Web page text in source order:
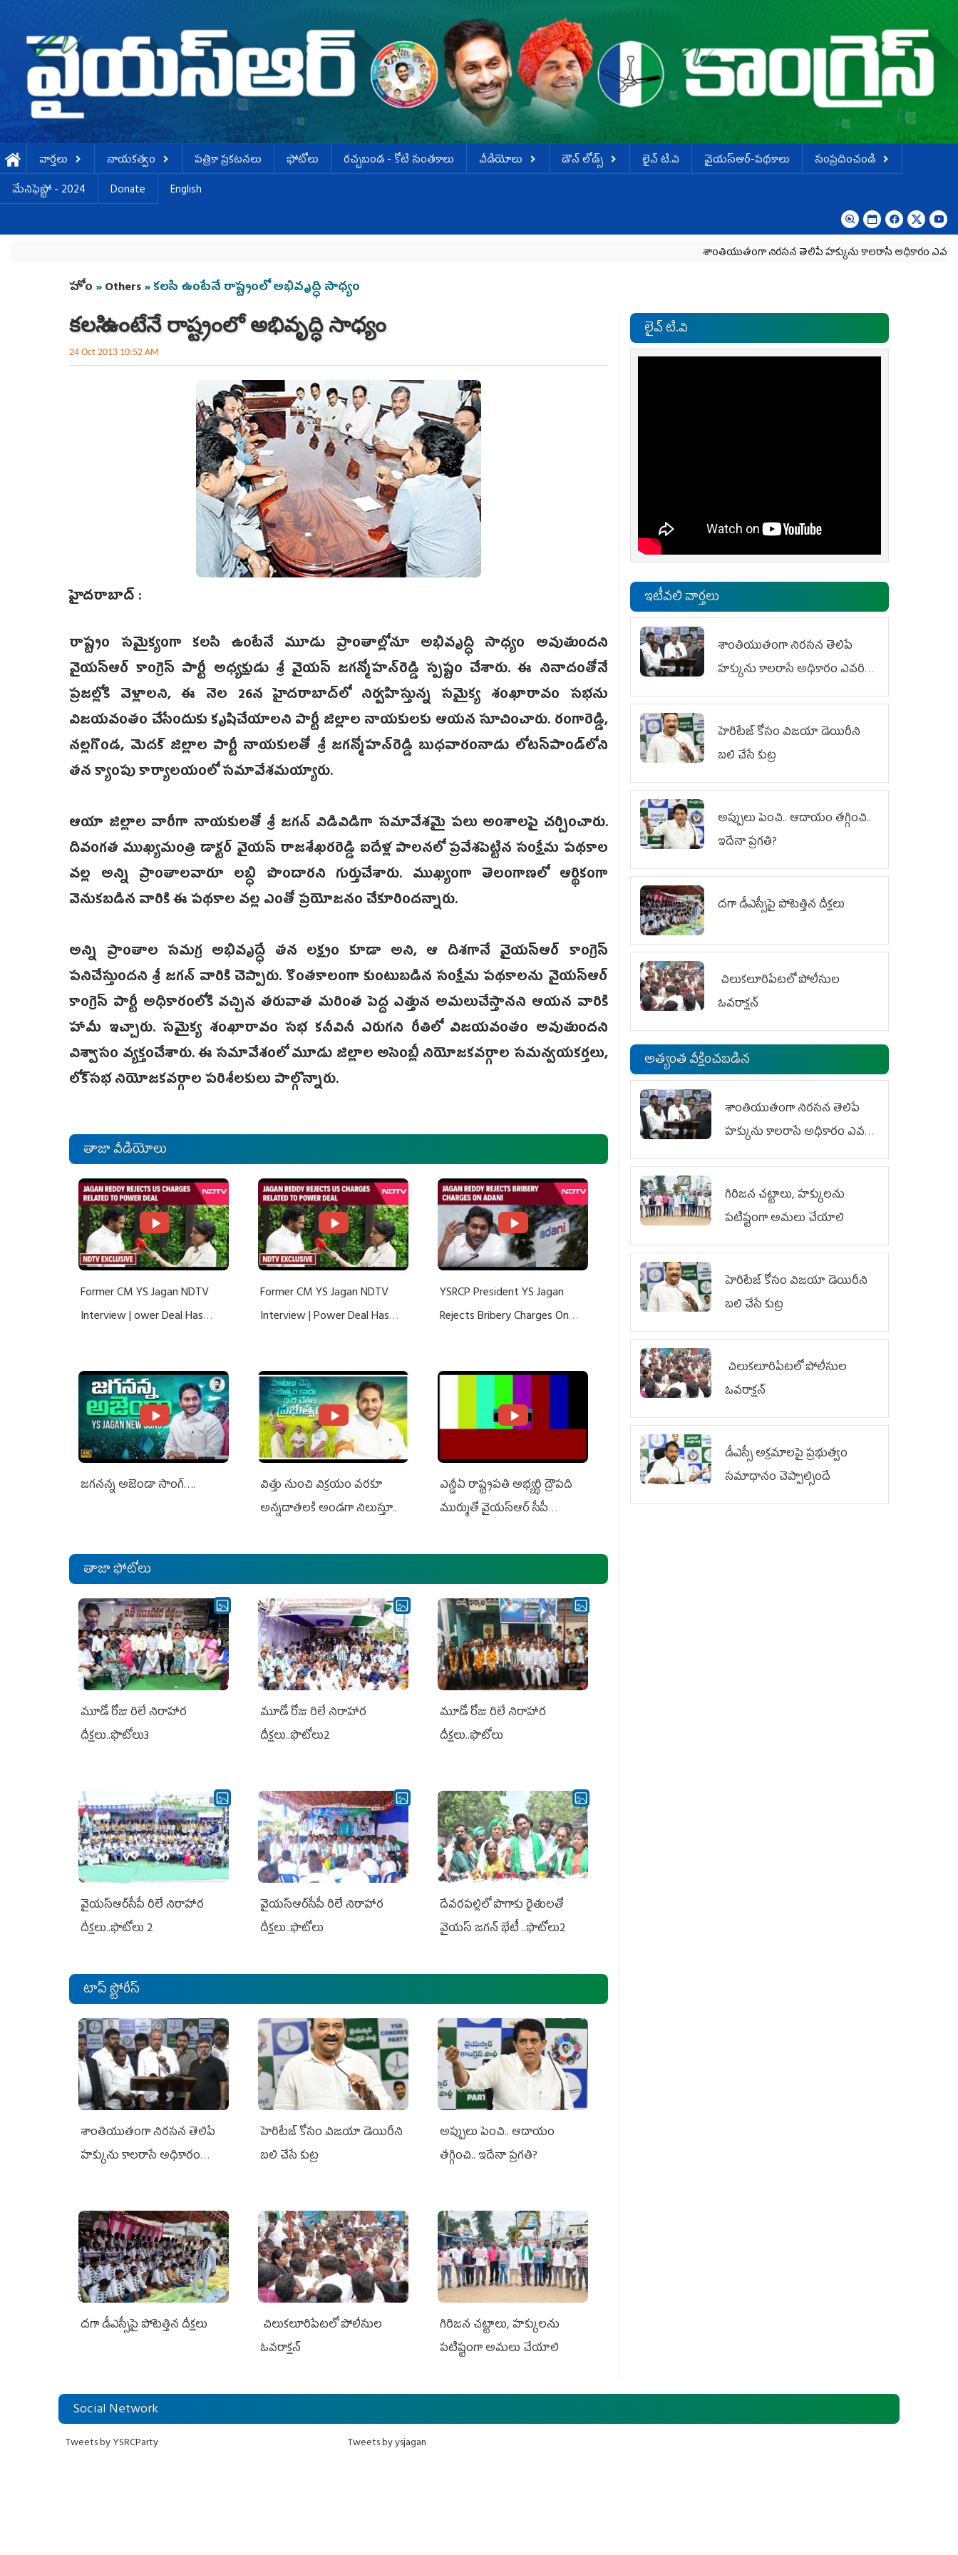
వార్తలు నాయకత్వం పత్రికా ప్రకటనలు ఫోటోలు ర‌చ్చ‌బండ‌ - కోటి సంత‌కాలు వీడియోలు డౌన్ లోడ్స్ లైవ్ టి.వి వైయస్ఆర్-పథకాలు
సంప్రదించండి
మేనిఫెస్టో - 2024
Donate English
శాంతియుతంగా నిరసన తెలిపే హక్కును కాలరాసే అధికారం ఎవరికీ లేదు
You are here
హోం »Others» కలసి ఉంటేనే రాష్ట్రంలో అభివృద్ధి సాధ్యం
కలసి ఉంటేనే రాష్ట్రంలో అభివృద్ధి సాధ్యం
24 Oct 2013 10:52 AM
హైదరాబాద్ :
రాష్ట్రం సమైక్యంగా‌ కలసి ఉంటేనే మూడు ప్రాంతాల్లోనూ అభివృద్ధి సాధ్యం అవుతుందని
వైయస్ఆర్ కాంగ్రె‌స్ ‌పార్టీ అధ్యక్షుడు శ్రీ వైయస్ జగన్మోహన్‌రెడ్డి స్పష్టం చేశారు. ఈ నినాదంతోనే
ప్రజల్లోకి వెళ్లాలని, ఈ నెల 26న హైదరాబాద్‌లో నిర్వహిస్తున్న సమైక్య శంఖారావం సభను
విజయవంతం చేసేందుకు కృషిచేయాలని పార్టీ జిల్లాల నాయకులకు ఆయన సూచించారు. రంగారెడ్డి,
నల్లగొండ, మెదక్ జిల్లాల పార్టీ నాయకులతో‌ శ్రీ జగన్మోహన్‌రెడ్డి బుధవారంనాడు లోటస్‌పాండ్‌లోని
తన క్యాంపు కార్యాలయంలో సమావేశమయ్యారు.
ఆయా జిల్లాల వారీగా నాయకులతో శ్రీ జగన్ విడివిడిగా సమావేశమై పలు అంశాలపై చర్చించారు.
దివంగత ముఖ్యమంత్రి డాక్టర్ వై‌యస్ రాజశేఖరరెడ్డి ఐదేళ్ల పాలనలో ప్రవేశపెట్టిన సంక్షేమ పథకాల
వల్ల అన్ని ప్రాంతాలవారూ లబ్ధి పొందారని గుర్తుచేశారు. ముఖ్యంగా తెలంగాణలో ఆర్థికంగా
వెనుకబడిన వారికి ఈ పథకాల వల్ల ఎంతో ప్రయోజనం చేకూరిందన్నారు.
అన్ని ప్రాంతాల సమగ్ర అభివృద్ధే తన లక్ష్యం కూడా అని, ఆ దిశగానే వైయస్ఆర్ కాంగ్రె‌స్
పనిచేస్తుందని‌ శ్రీ జగన్ ‌వారికి చెప్పారు. కొంతకాలంగా కుంటుబడిన సంక్షేమ పథకాలను వైయస్ఆర్‌
కాంగ్రెస్ పార్టీ అధికారంలోకి వచ్చిన తరువాత మరింత పెద్ద ఎత్తున అమలుచేస్తానని ఆయన వారికి
హామీ ఇచ్చారు. ‌సమైక్య శంఖారావం సభ కనీవినీ ఎరుగని రీతిలో విజయవంతం అవుతుందని
విశ్వాసం వ్యక్తంచేశారు. ఈ సమావేశంలో మూడు జిల్లాల అసెంబ్లీ నియోజకవర్గాల సమన్వయకర్తలు,
లోక్‌సభ నియోజకవర్గాల పరిశీలకులు పాల్గొన్నారు.
తాజా వీడియోలు
Former CM YS Jagan NDTV
Interview | ower Deal Has
Former CM YS Jagan NDTV
Interview | Power Deal Has
YSRCP President YS Jagan
Rejects Bribery Charges On
జగనన్న అజెండా సాంగ్….
విత్తు నుంచి విక్రయం వరకూ
అన్నదాతలకి అండగా నిలుస్తూ..
ఎన్డీఏ రాష్ట్ర‌ప‌తి అభ్య‌ర్థి ద్రౌప‌ది
ముర్ముతో వైయ‌స్ఆర్ సీపీ
ఎమ్మెల్యేలు, ఎంపీల స‌మావేశం
తాజా ఫోటోలు
మూడో రోజు రిలే నిరాహార
దీక్షలు..ఫొటోలు3
మూడో రోజు రిలే నిరాహార
దీక్షలు..ఫొటోలు2
మూడో రోజు రిలే నిరాహార
దీక్షలు..ఫొటోలు
వైయ‌స్ఆర్‌సీపీ రిలే నిరాహార
దీక్షలు..ఫొటోలు 2
వైయ‌స్ఆర్‌సీపీ రిలే నిరాహార
దీక్షలు..ఫొటోలు
దేవరపల్లిలో పొగాకు రైతులతో
వైయస్ జగన్ భేటీ ..ఫొటోలు2
టాప్ స్టోరీస్
శాంతియుతంగా నిరసన తెలిపే
హక్కును కాలరాసే అధికారం
హెరిటేజ్ కోసం విజయా డెయిరీని
బలి చేసే కుట్ర‌
అప్పులు పెంచి.. ఆదాయం
తగ్గించి.. ఇదేనా ప్రగతి?
దగా డీఎస్సీపై పోటెత్తిన దీక్షలు
చిలుక‌లూరిపేట‌లో పోలీసుల
ఓవ‌రాక్ష‌న్‌
గిరిజన చట్టాలు, హక్కులను
పటిష్టంగా అమలు చేయాలి
లైవ్ టి.వి
ఇటీవలి వార్తలు
శాంతియుతంగా నిరసన తెలిపే
హక్కును కాలరాసే అధికారం ఎవరికీ
లేదు
హెరిటేజ్ కోసం విజయా డెయిరీని
బలి చేసే కుట్ర‌
అప్పులు పెంచి.. ఆదాయం తగ్గించి..
ఇదేనా ప్రగతి?
దగా డీఎస్సీపై పోటెత్తిన దీక్షలు
చిలుక‌లూరిపేట‌లో పోలీసుల
ఓవ‌రాక్ష‌న్‌
అత్యంత వీక్షించబడిన
శాంతియుతంగా నిరసన తెలిపే
హక్కును కాలరాసే అధికారం ఎవరికీ
లేదు
గిరిజన చట్టాలు, హక్కులను
పటిష్టంగా అమలు చేయాలి
హెరిటేజ్ కోసం విజయా డెయిరీని
బలి చేసే కుట్ర‌
చిలుక‌లూరిపేట‌లో పోలీసుల
ఓవ‌రాక్ష‌న్‌
డీఎస్సీ అక్రమాలపై ప్రభుత్వం
సమాధానం చెప్పాల్సిందే
Social Network
Tweets by YSRCParty Tweets by ysjagan